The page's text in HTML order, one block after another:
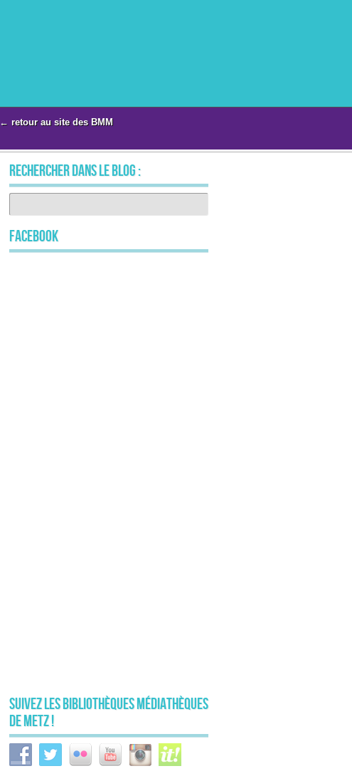
← retour au site des BMM
rechercher dans le blog :
Facebook
Suivez les Bibliothèques Médiathèques
de Metz !